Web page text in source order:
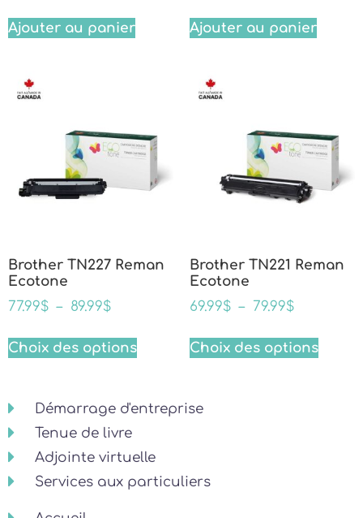
Ajouter au panier Ajouter au panier
Brother TN227 Reman
Ecotone
77.99$ – 89.99$
Choix des options
Brother TN221 Reman
Ecotone
69.99$ – 79.99$
Choix des options
Démarrage d'entreprise
Tenue de livre
Adjointe virtuelle
Services aux particuliers